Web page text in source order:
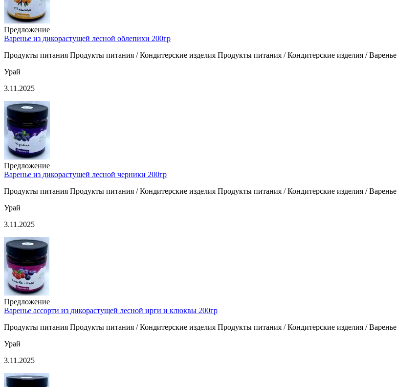
Предложение
Варенье из дикорастущей лесной облепихи 200гр
Продукты питания Продукты питания / Кондитерские изделия Продукты питания / Кондитерские изделия / Варенье
Урай
3.11.2025
Предложение
Варенье из дикорастущей лесной черники 200гр
Продукты питания Продукты питания / Кондитерские изделия Продукты питания / Кондитерские изделия / Варенье
Урай
3.11.2025
Предложение
Варенье ассорти из дикорастущей лесной ирги и клюквы 200гр
Продукты питания Продукты питания / Кондитерские изделия Продукты питания / Кондитерские изделия / Варенье
Урай
3.11.2025